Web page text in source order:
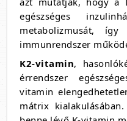
egészséges
metabolizmusát,
immunrendszer
K2-vitamin,
érrendszer
vitamin
mátrix